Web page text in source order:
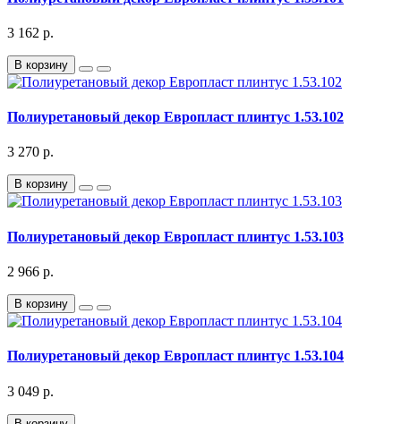
3 162 р.
В корзину
Полиуретановый декор Европласт плинтус 1.53.102
3 270 р.
В корзину
Полиуретановый декор Европласт плинтус 1.53.103
2 966 р.
В корзину
Полиуретановый декор Европласт плинтус 1.53.104
3 049 р.